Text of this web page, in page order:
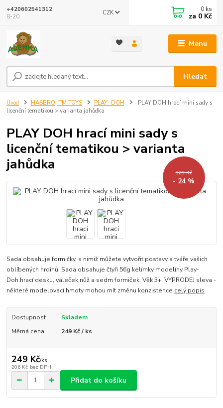
Menu
CZK
Hledat
+420602541312
8-20
0 ks
za 0 Kč
Úvod HASBRO, TM TOYS PLAY- DOH
PLAY DOH hrací mini sady s
licenční tematikou > varianta jahůdka
PLAY DOH hrací mini sady s
licenční tematikou > varianta
jahůdka
329 Kč
- 24 %
Sada obsahuje formičky, s nimiž můžete vytvořit postavy a tváře vašich
oblíbených hrdinů. Sada obsahuje čtyři 56g kelímky modelíny Play-
Doh,hrací desku, váleček,nůž a sedm formiček. Věk 3+. VYPRODEJ sleva -
některé modelovací hmoty mohou mít změnu konzistence celý popis
Dostupnost
Skladem
Měrná cena
249 Kč / ks
249 Kč/ks
206 Kč bez DPH
Přidat do košíku